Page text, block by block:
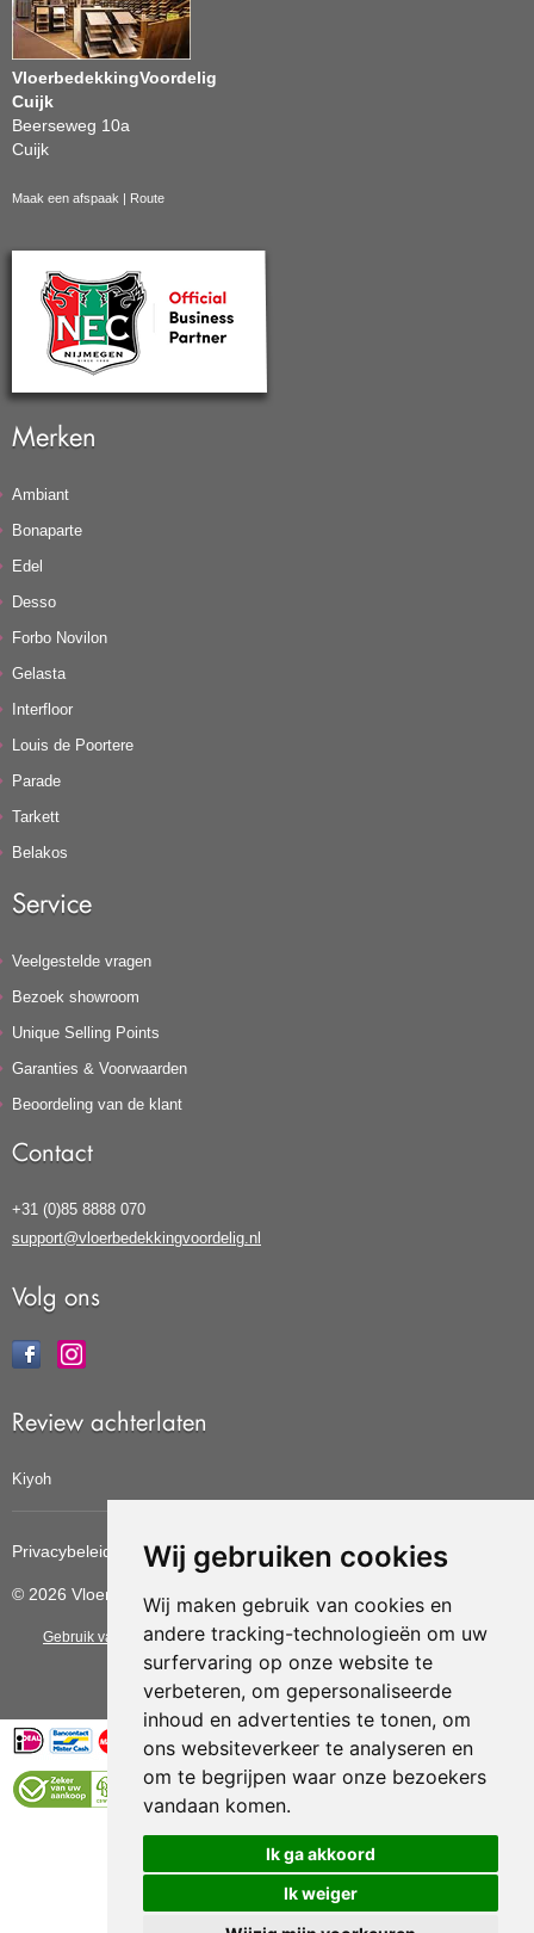
Wij gebruiken cookies
Wij maken gebruik van cookies en
andere tracking-technologieën om uw
surfervaring op onze website te
verbeteren, om gepersonaliseerde
inhoud en advertenties te tonen, om
ons websiteverkeer te analyseren en
om te begrijpen waar onze bezoekers
vandaan komen.
Ik ga akkoord
Ik weiger
VloerbedekkingVoordelig
Cuijk
Beerseweg 10a
Cuijk
Maak een afspaak | Route
Merken
Ambiant
Bonaparte
Edel
Desso
Forbo Novilon
Gelasta
Interfloor
Louis de Poortere
Parade
Tarkett
Belakos
Service
Veelgestelde vragen
Bezoek showroom
Unique Selling Points
Garanties & Voorwaarden
Beoordeling van de klant
Contact
+31 (0)85 8888 070
support@vloerbedekkingvoordelig.nl
Volg ons
Review achterlaten
Kiyoh
Privacybeleid Cookiebeleid Update cookies voorkeuren
© 2026 Vloerbedekkingvoordelig
Gebruik van deze site betekent dat u dealgemene voorwaarden van CBW
Vloerenvoordelig.nl is een onderdeel van